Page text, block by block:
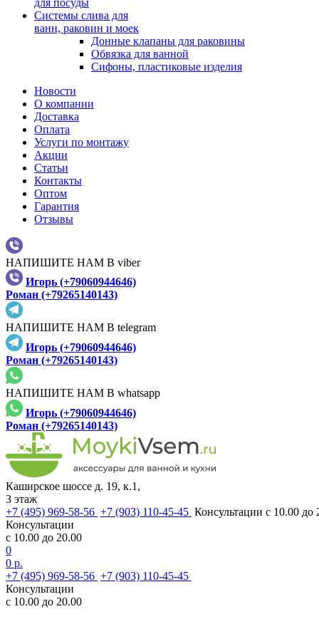
для посуды
Системы слива для
ванн, раковин и моек
Донные клапаны для раковины
Обвязка для ванной
Сифоны, пластиковые изделия
Новости
О компании
Доставка
Оплата
Услуги по монтажу
Акции
Статьи
Контакты
Оптом
Гарантия
Отзывы
НАПИШИТЕ НАМ В viber
Игорь (+79060944646)
Роман (+79265140143)
НАПИШИТЕ НАМ В telegram
Игорь (+79060944646)
Роман (+79265140143)
НАПИШИТЕ НАМ В whatsapp
Игорь (+79060944646)
Роман (+79265140143)
Каширское шоссе д. 19, к.1,
3 этаж
+7 (495) 969-58-56 +7 (903) 110-45-45 Консультации с 10.00 до
Консультации
с 10.00 до 20.00
0
0 р.
+7 (495) 969-58-56 +7 (903) 110-45-45
Консультации
с 10.00 до 20.00